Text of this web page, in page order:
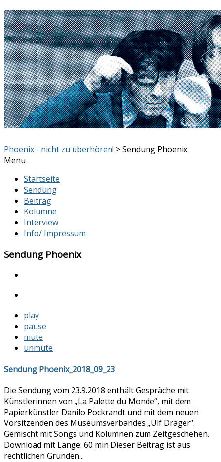
Phoenix - nicht zu überhören! > Sendung Phoenix
Menu
Startseite
Sendung
Beitrag
Kolumne
Interview
Info/ Impressum
Sendung Phoenix
play
pause
mute
unmute
Sendung Phoenix_2018_09_23
Die Sendung vom 23.9.2018 enthält Gespräche mit
Künstlerinnen von „La Palette du Monde“, mit dem
Papierkünstler Danilo Pockrandt und mit dem neuen
Vorsitzenden des Museumsverbandes „Ulf Dräger“.
Gemischt mit Songs und Kolumnen zum Zeitgeschehen.
Download mit Länge: 60 min Dieser Beitrag ist aus
rechtlichen Gründen...